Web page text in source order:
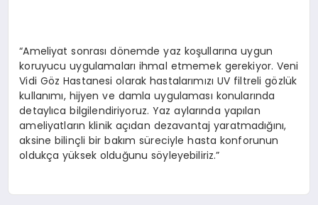
“Ameliyat sonrası dönemde yaz koşullarına uygun
koruyucu uygulamaları ihmal etmemek gerekiyor. Veni
Vidi Göz Hastanesi olarak hastalarımızı UV filtreli gözlük
kullanımı, hijyen ve damla uygulaması konularında
detaylıca bilgilendiriyoruz. Yaz aylarında yapılan
ameliyatların klinik açıdan dezavantaj yaratmadığını,
aksine bilinçli bir bakım süreciyle hasta konforunun
oldukça yüksek olduğunu söyleyebiliriz.”